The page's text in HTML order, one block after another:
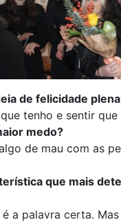
de felicidade
tenho e sentir
medo?
de mau com as
que mais
é a palavra certa.